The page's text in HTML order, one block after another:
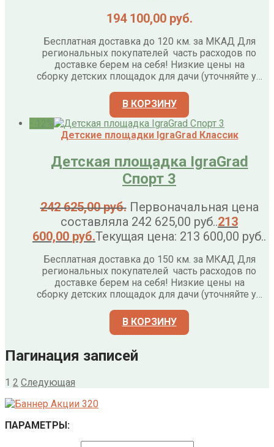
194 100,00 руб.
Бесплатная доставка до 120 км. за МКАД Для
региональных покупателей часть расходов по
доставке берем на себя! Низкие цены на
сборку детских площадок для дачи (уточняйте у…
В КОРЗИНУ
Детские площадки IgraGrad Классик
Детская площадка IgraGrad
Спорт 3
242 625,00руб. Первоначальная цена
составляла 242 625,00 руб..213
600,00 руб.Текущая цена: 213 600,00 руб..
Бесплатная доставка до 150 км. за МКАД Для
региональных покупателей часть расходов по
доставке берем на себя! Низкие цены на
сборку детских площадок для дачи (уточняйте у…
В КОРЗИНУ
Пагинация записей
1 2 Следующая
ПАРАМЕТРЫ: